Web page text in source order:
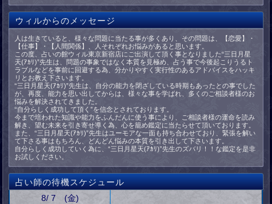
ウィルからのメッセージ
人は生きていると、様々な問題に当たる事が多くあり、その問題は、【恋愛】・
【仕事】・【人間関係】、人それぞれお悩みがあると思います。
この度、占いの館ウィル東京新宿店にご出演して頂く事となりました“三日月星
天(ｱｶﾘ)”先生は、問題の事象ではなく本質を見極め、占う事で今後起こりうるト
ラブルなどを事前に回避する為、分かりやすく実行性のあるアドバイスをハッキ
リとお教え下さいます。
“三日月星天(ｱｶﾘ)”先生は、自分の能力を閉ざしている時期もあったとの事でした
が、再度、能力を思い出してからは、様々な事を学ばれ、多くのご相談者様のお
悩みを解決されてきました。
“自分らしく成功して頂く”を信念とされております。
今まで培われた知識や能力をふんだんに使う事により、ご相談者様の運命を読み
解き、望む未来を引き寄せ導く為、心を籠め鑑定に当たらせて頂いております。
また、“三日月星天(ｱｶﾘ)”先生はユーモアな一面も持ち合わせており、緊張を解い
て下さる事はもちろん、どんどん悩みの本質を引き出して下さいます。
自分らしく成功していく為に、“三日月星天(ｱｶﾘ)”先生のズバリ！！な鑑定を是非
お試しください。
占い師の待機スケジュール
8/ 7 (金)